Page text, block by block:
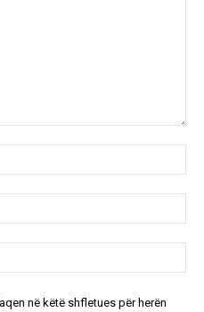
në këtë shfletues për herën